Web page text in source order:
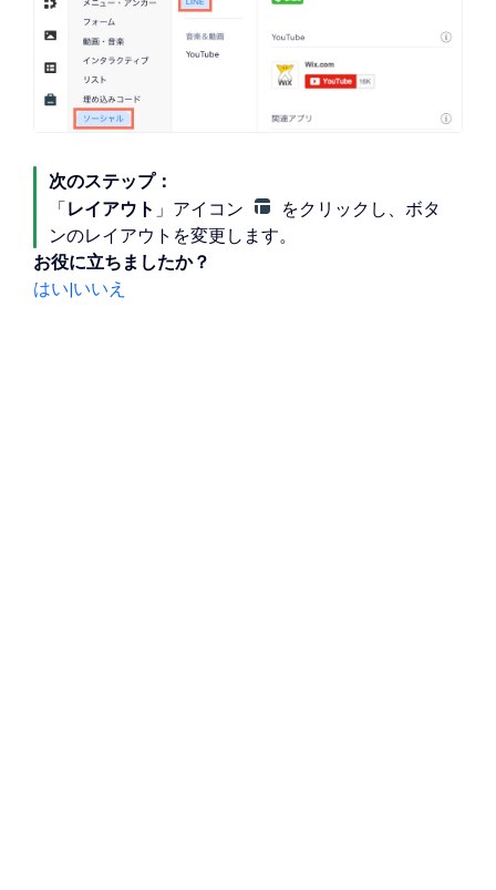
次のステップ：
「レイアウト 」アイコン
をクリックし、ボタ
ンのレイアウトを変更します。
お役に立ちましたか？
はい|いいえ